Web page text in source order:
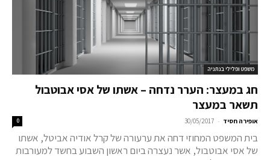
משפט ופלילי בנתניה
חג במעצר: הערר נדחה – אשתו של אסי אבוטבול
תשאר במעצר
אופירה חסיד -
30/05/2017
0
בית המשפט המחוזי דחה את ערעורה של קרל אודיה אביטל, אשתו
של אסי אבוטבול, אשר נעצרה ביום ראשון השבוע בחשד למעורבות